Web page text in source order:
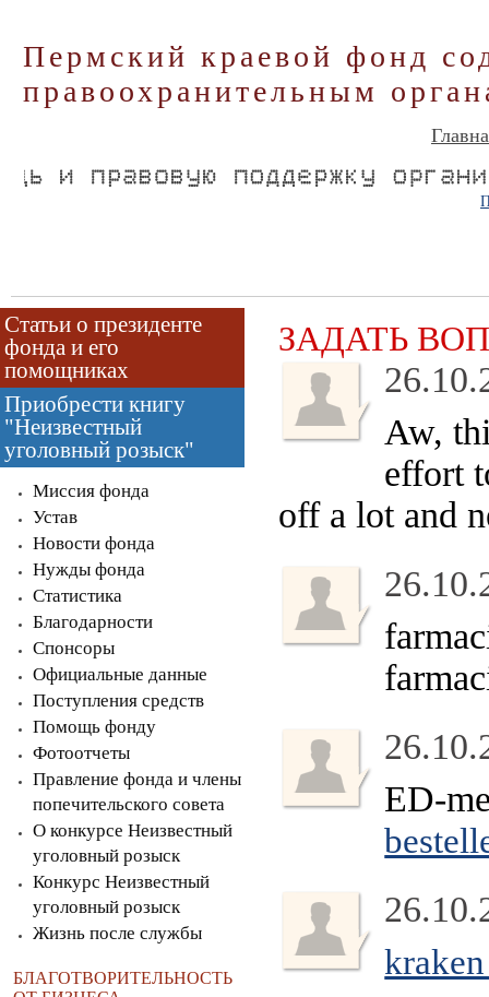
Пермский краевой фонд
правоохранительным
Статьи о президенте
фонда и его
помощниках
Приобрести книгу
"Неизвестный
уголовный розыск"
Миссия фонда
Устав
Новости фонда
Нужды фонда
Статистика
Благодарности
Спонсоры
Официальные данные
Поступления средств
Помощь фонду
Фотоотчеты
Правление фонда и члены
попечительского совета
О конкурсе Неизвестный
уголовный розыск
Конкурс Неизвестный
уголовный розыск
Жизнь после службы
БЛАГОТВОРИТЕЛЬНОСТЬ
ЗАДАТЬ
Aw,
effort
off a lot and
ED-